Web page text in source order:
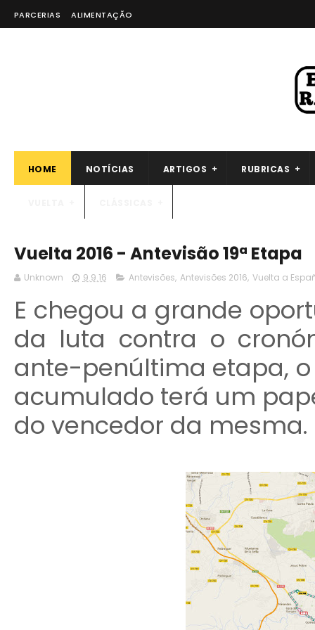
PARCERIAS ALIMENTAÇÃO
HOME NOTÍCIAS ARTIGOS RUBRICAS
Vuelta 2016 - Antevisão 19ª Etapa
Unknown 9.9.16 Antevisões, Antevisões 2016, Vuelta a
E chegou a grande
da luta contra o
ante-penúltima etapa,
acumulado terá um
do vencedor da mesma.